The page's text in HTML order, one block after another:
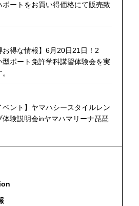
ボートをお買い得価格にて販売致
お得な情報】6月20日21日！2
型ボート免許学科講習体験会を実
ベント】ヤマハシースタイルレン
体験説明会inヤマハマリーナ琵琶